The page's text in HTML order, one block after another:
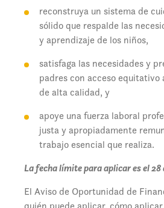
reconstruya un sistema de
sólido que respalde las
y aprendizaje de los niños,
satisfaga las necesidades y
padres con acceso
de alta calidad, y
apoye una fuerza laboral
justa y apropiadamente
trabajo esencial que realiza.
La fecha límite para aplicar es el 28
El Aviso de Oportunidad de